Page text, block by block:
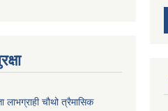
लाभग्राही चौथो त्रैमासिक